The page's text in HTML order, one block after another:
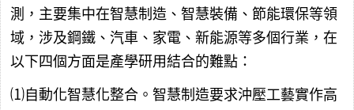
測，主要集中在智慧制造、智慧裝備、節能環保等領
域，涉及鋼鐵、汽車、家電、新能源等多個行業，在
以下四個方面是產學研用結合的難點：
⑴自動化智慧化整合。智慧制造要求沖壓工藝實作高